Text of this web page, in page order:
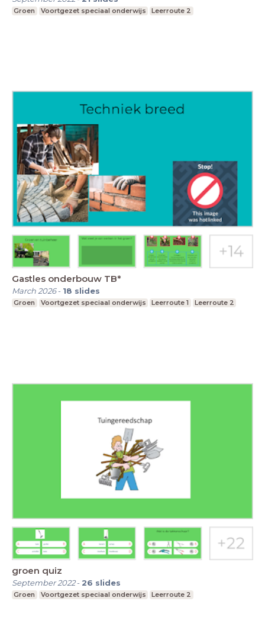
Groen Voortgezet speciaal onderwijs Leerroute 2
Gastles onderbouw TB*
March 2026- 18 slides
Groen Voortgezet speciaal onderwijs Leerroute 1 Leerroute 2
groen quiz
September 2022- 26 slides
Groen Voortgezet speciaal onderwijs Leerroute 2